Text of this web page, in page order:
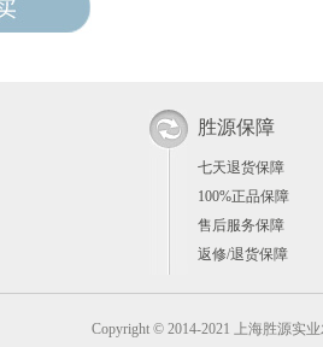
胜源保障
七天退货保障
100%正品保障
售后服务保障
返修/退货保障
Copyright © 2014-2021 上海胜源实